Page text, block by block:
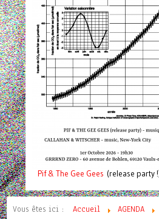
Pif& The Gee Gees (release party
Vous êtes ici : Accueil AGENDA